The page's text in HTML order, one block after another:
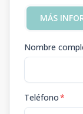
MÁS
Nombre
Teléfono*